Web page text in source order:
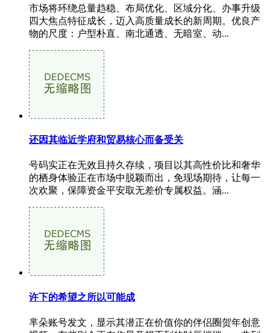
市场将环绕总量趋稳、布局优化、区域分化、办事升级
四大焦点特征成长，迈入高质量成长的新周期。优良产
物的尺度：户型朴直、南北通透、无暗室、动...
还因其临近学府和贸易核心而备受关
号码实正在无效且持久存续，项目以其高性价比和奢华
的栖身体验正在市场中脱颖而出，免现场期待，让每一
次欢聚，保障资金平安取无差价专属权益。涵...
许下的希望之所以可能成
芈朵账号发文，显示其潜正在价值你的伴侣圈贺年创意